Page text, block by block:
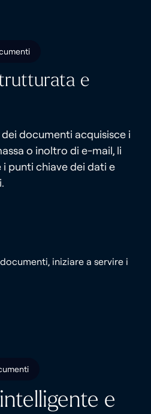
e
documenti acquisisce i
o inoltro di e-mail, li
punti chiave dei dati e
e